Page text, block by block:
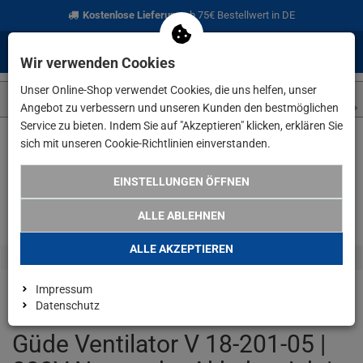
Kostenlose Lieferungab 75€ Bestellwert in DE
Güde Ventilator V 18-201-05 |
Wir verwenden Cookies
Unser Online-Shop verwendet Cookies, die uns helfen, unser
Angebot zu verbessern und unseren Kunden den bestmöglichen
Service zu bieten. Indem Sie auf "Akzeptieren" klicken, erklären Sie
sich mit unseren Cookie-Richtlinien einverstanden.
EINSTELLUNGEN ÖFFNEN
ALLE ABLEHNEN
ALLE AKZEPTIEREN
Impressum
Datenschutz